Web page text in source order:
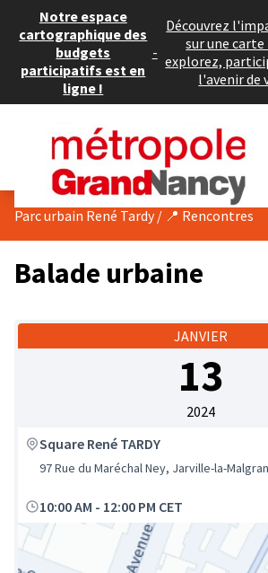
Notre espace
cartographique des
budgets
participatifs est en
ligne !
-
Découvrez
sur une carte
explorez,
l'avenir de
Parc urbain René Tardy / 📍 Rencontres
Balade urbaine
JANVIER
13
2024
Square René TARDY
97 Rue du Maréchal Ney, Jarville-la-
10:00 AM - 12:00 PM CET